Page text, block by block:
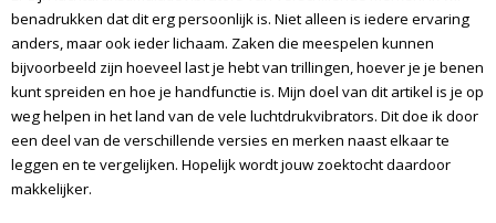
benadrukken dat dit erg persoonlijk is. Niet alleen is iedere ervaring
anders, maar ook ieder lichaam. Zaken die meespelen kunnen
bijvoorbeeld zijn hoeveel last je hebt van trillingen, hoever je je benen
kunt spreiden en hoe je handfunctie is. Mijn doel van dit artikel is je op
weg helpen in het land van de vele luchtdrukvibrators. Dit doe ik door
een deel van de verschillende versies en merken naast elkaar te
leggen en te vergelijken. Hopelijk wordt jouw zoektocht daardoor
makkelijker.